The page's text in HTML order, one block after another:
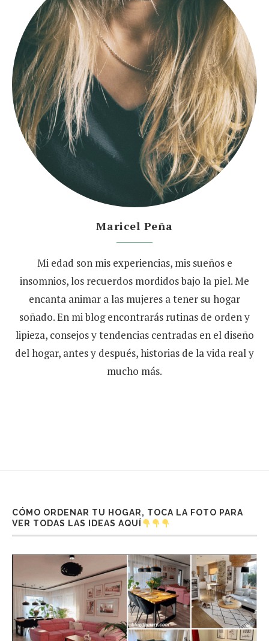
Maricel Peña
Mi edad son mis experiencias, mis sueños e
insomnios, los recuerdos mordidos bajo la piel. Me
encanta animar a las mujeres a tener su hogar
soñado. En mi blog encontrarás rutinas de orden y
lipieza, consejos y tendencias centradas en el diseño
del hogar, antes y después, historias de la vida real y
mucho más.
CÓMO ORDENAR TU HOGAR, TOCA LA FOTO PARA
VER TODAS LAS IDEAS AQUÍ